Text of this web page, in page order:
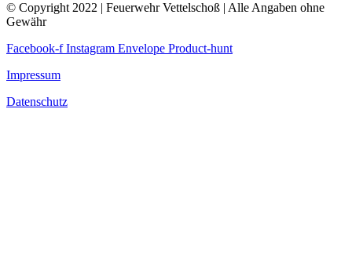
© Copyright 2022 | Feuerwehr Vettelschoß | Alle Angaben ohne
Gewähr
Facebook-f Instagram Envelope Product-hunt
Impressum
Datenschutz